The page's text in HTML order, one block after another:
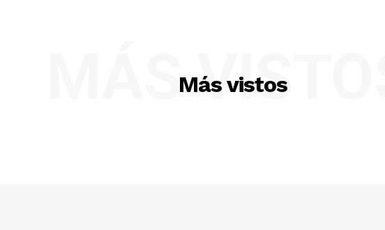
Más vistos
MÁS